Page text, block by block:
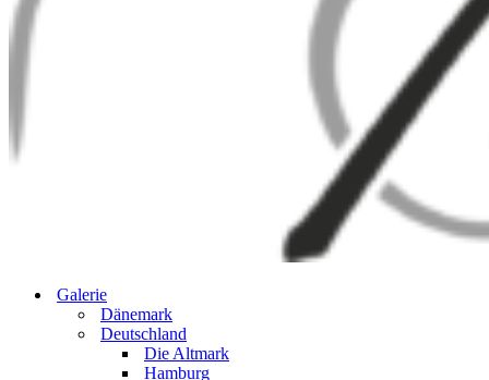
Galerie
Dänemark
Deutschland
Die Altmark
Hamburg